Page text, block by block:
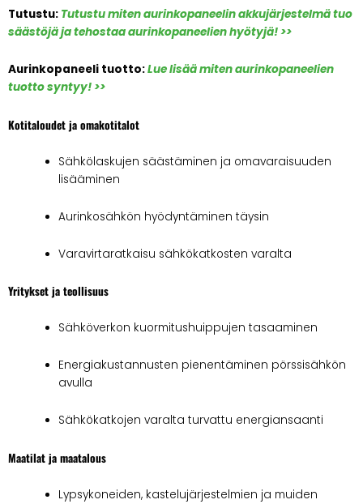
Tutustu: Tutustu miten aurinkopaneelin akkujärjestelmä tuo
säästöjä ja tehostaa aurinkopaneelien hyötyjä! >>
Aurinkopaneeli tuotto:Lue lisää miten aurinkopaneelien
tuotto syntyy! >>
Kotitaloudet ja omakotitalot
Sähkölaskujen säästäminen ja omavaraisuuden
lisääminen
Aurinkosähkön hyödyntäminen täysin
Varavirtaratkaisu sähkökatkosten varalta
Yritykset ja teollisuus
Sähköverkon kuormitushuippujen tasaaminen
Energiakustannusten pienentäminen pörssisähkön
avulla
Sähkökatkojen varalta turvattu energiansaanti
Maatilat ja maatalous
Lypsykoneiden, kastelujärjestelmien ja muiden